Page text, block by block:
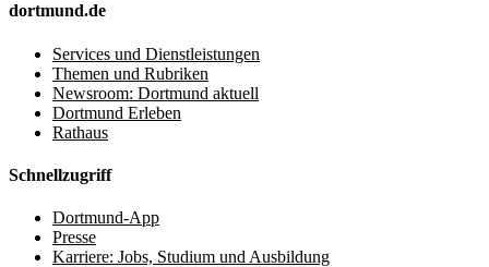
dortmund.de
Services und Dienstleistungen
Themen und Rubriken
Newsroom: Dortmund aktuell
Dortmund Erleben
Rathaus
Schnellzugriff
Dortmund-App
Presse
Karriere: Jobs, Studium und Ausbildung